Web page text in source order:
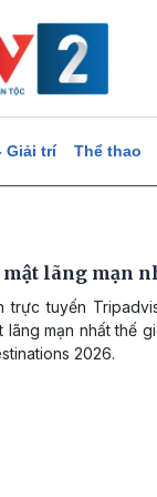
Giải trí Thể thao
lãng mạn
trực tuyến
lãng mạn nhất thế
2026.